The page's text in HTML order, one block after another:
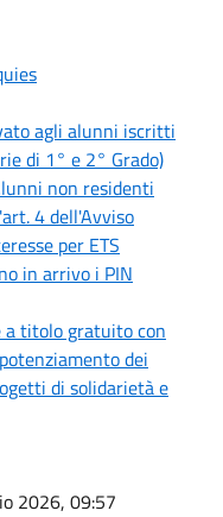
agli alunni iscritti
di 1° e 2° Grado)
non residenti
4 dell'Avviso
per ETS
in arrivo i PIN
a titolo gratuito con
dei
di solidarietà e
2026, 09:57